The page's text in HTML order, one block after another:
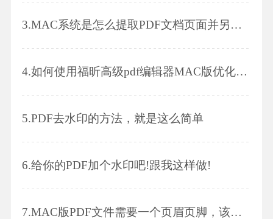
3.MAC系统是怎么提取PDF文档页面并另存为其他MAC版文档的呢?
4.如何使用福昕高级pdf编辑器MAC版优化PDF文件?
5.PDF去水印的方法，就是这么简单
6.给你的PDF加个水印吧!跟我这样做!
7.MAC版PDF文件需要一个页眉页脚，该怎么做呢？